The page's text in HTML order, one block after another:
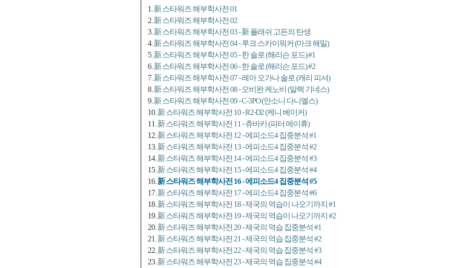
1.新 스타워즈 해부학사전 01
2.新 스타워즈 해부학사전 02
3.新 스타워즈 해부학사전 03 - 新 플래쉬 고든의 탄생
4.新 스타워즈 해부학사전 04 - 루크 스카이워커 (마크 해밀)
5.新 스타워즈 해부학사전 05 - 한 솔로 (해리슨 포드) #1
6.新 스타워즈 해부학사전 06 - 한 솔로 (해리슨 포드) #2
7.新 스타워즈 해부학사전 07 - 레아 오가나 솔로 (캐리 피셔)
8.新 스타워즈 해부학사전 08 - 오비완 케노비 (알렉 기네스)
9.新 스타워즈 해부학사전 09 - C-3PO (안소니 다니엘스)
10.新 스타워즈 해부학사전 10 - R2-D2 (케니 베이커)
11.新 스타워즈 해부학사전 11 - 츄바카 (피터 메이휴)
12.新 스타워즈 해부학사전 12 - 에피소드4 집중분석 #1
13.新 스타워즈 해부학사전 13 - 에피소드4 집중분석 #2
14.新 스타워즈 해부학사전 14 - 에피소드4 집중분석 #3
15.新 스타워즈 해부학사전 15 - 에피소드4 집중분석 #4
16.新 스타워즈 해부학사전 16 - 에피소드4 집중분석 #5
17.新 스타워즈 해부학사전 17 - 에피소드4 집중분석 #6
18.新 스타워즈 해부학사전 18 - 제국의 역습이 나오기까지 #1
19.新 스타워즈 해부학사전 19 - 제국의 역습이 나오기까지 #2
20.新 스타워즈 해부학사전 20 - 제국의 역습 집중분석 #1
21.新 스타워즈 해부학사전 21 - 제국의 역습 집중분석 #2
22.新 스타워즈 해부학사전 22 - 제국의 역습 집중분석 #3
23.新 스타워즈 해부학사전 23 - 제국의 역습 집중분석 #4